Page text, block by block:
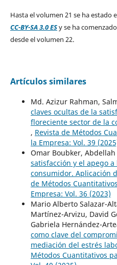
Hasta el volumen 21 se ha estado
CC-BY-SA 3.0 ESy se ha
desde el volumen 22.
Artículos similares
Md. Azizur Rahman,
claves ocultas de la
floreciente sector de la
, Revista de Métodos
la Empresa: Vol. 39
Omar Boubker, Abdellah
satisfacción y el apego
consumidor. Aplicación
de Métodos
Empresa: Vol. 36 (2023)
Mario Alberto Salazar-
Martínez-Arvizu, David
Gabriela Hernández-
como clave del
mediación del estrés
Métodos Cuantitativos